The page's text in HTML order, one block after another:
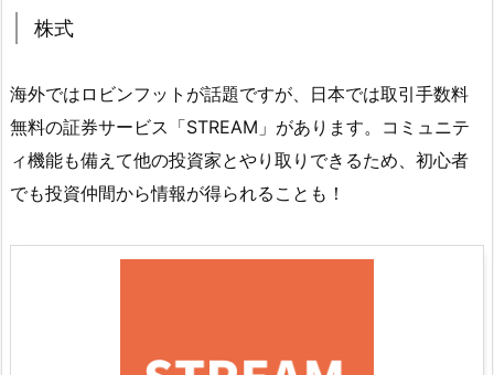
株式
海外ではロビンフットが話題ですが、日本では取引手数料
無料の証券サービス「STREAM」があります。コミュニテ
ィ機能も備えて他の投資家とやり取りできるため、初心者
でも投資仲間から情報が得られることも！